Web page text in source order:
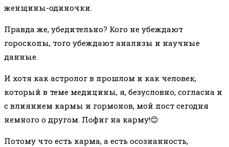
женщины-одиночки.
Правда же, убедительно? Кого не убеждают
гороскопы, того убеждают анализы и научные
данные.
И хотя как астролог в прошлом и как человек,
который в теме медицины, я, безусловно, согласна и
с влиянием кармы и гормонов, мой пост сегодня
немного о другом. Пофиг на карму!😊
Потому что есть карма, а есть осознанность,